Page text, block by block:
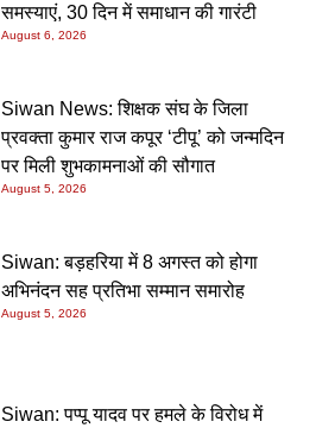
समस्याएं, 30 दिन में समाधान की गारंटी
August 6, 2026
Siwan News: शिक्षक संघ के जिला
प्रवक्ता कुमार राज कपूर ‘टीपू’ को जन्मदिन
पर मिली शुभकामनाओं की सौगात
August 5, 2026
Siwan: बड़हरिया में 8 अगस्त को होगा
अभिनंदन सह प्रतिभा सम्मान समारोह
August 5, 2026
Siwan: पप्पू यादव पर हमले के विरोध में